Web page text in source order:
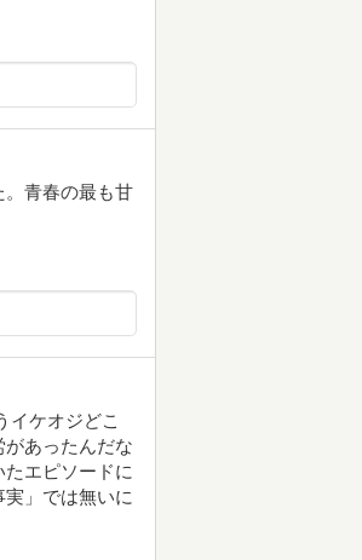
青春の最も甘
イケオジどこ
あったんだな
エピソードに
」では無いに